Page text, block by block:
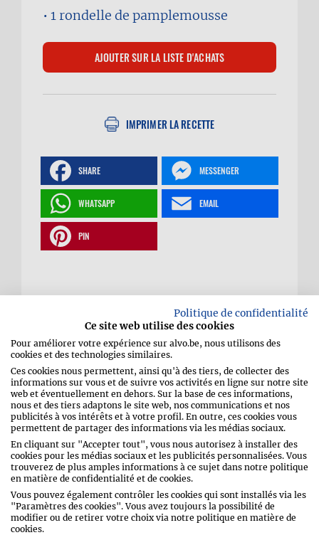
1 rondelle de pamplemousse
IMPRIMER LA RECETTE
SHARE MESSENGER
WHATSAPP EMAIL
PIN
Paloma Pomelo
surprenante
Frottez le bord d’un verre long drink avec
le quartier de citron vert. Trempez
ensuite le verre dans une soucoupe de sel
Politique de confidentialité
Ce site web utilise des cookies
Pour améliorer votre expérience sur alvo.be, nous utilisons des
cookies et des technologies similaires.
Ces cookies nous permettent, ainsi qu'à des tiers, de collecter des
informations sur vous et de suivre vos activités en ligne sur notre site
web et éventuellement en dehors. Sur la base de ces informations,
nous et des tiers adaptons le site web, nos communications et nos
publicités à vos intérêts et à votre profil. En outre, ces cookies vous
permettent de partager des informations via les médias sociaux.
En cliquant sur "Accepter tout", vous nous autorisez à installer des
cookies pour les médias sociaux et les publicités personnalisées. Vous
trouverez de plus amples informations à ce sujet dans notre politique
en matière de confidentialité et de cookies.
Vous pouvez également contrôler les cookies qui sont installés via les
"Paramètres des cookies". Vous avez toujours la possibilité de
modifier ou de retirer votre choix via notre politique en matière de
cookies.